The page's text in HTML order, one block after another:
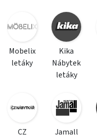
Mobelix
letáky
Kika
Nábytek
letáky
CZ
Jamall